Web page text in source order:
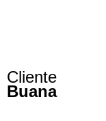
Cliente
Buana